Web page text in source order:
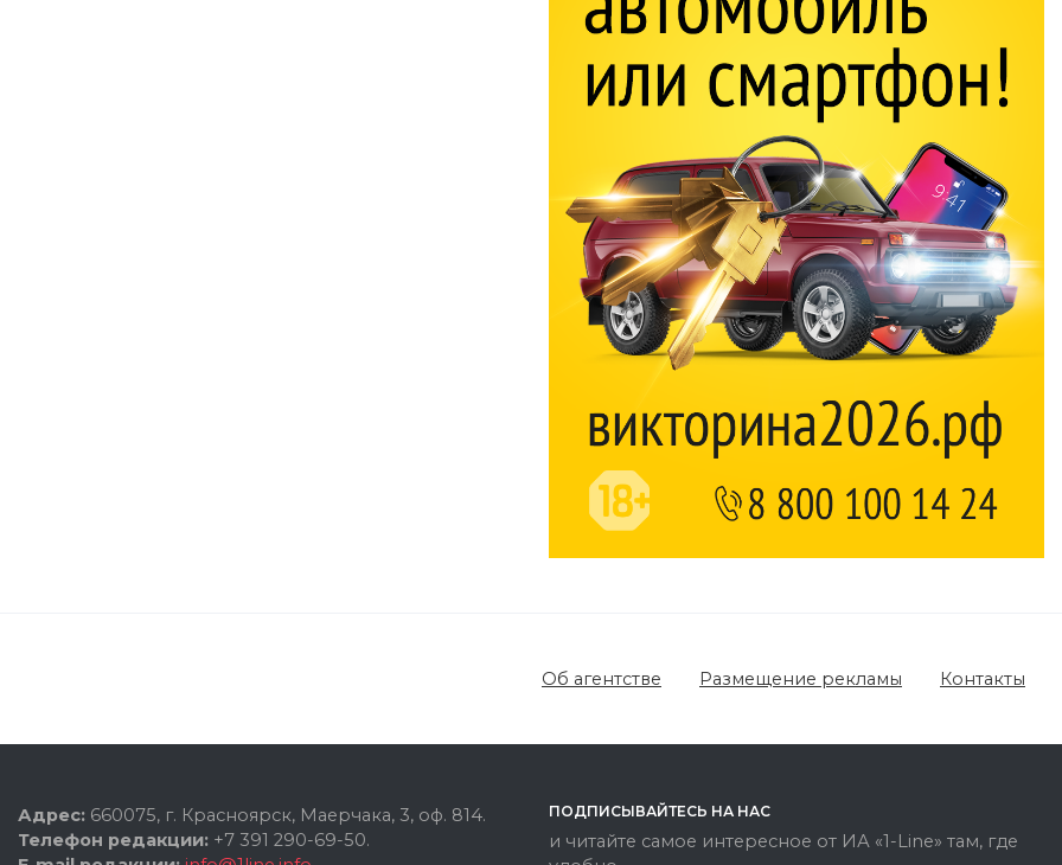
Об агентстве Размещение рекламы Контакты
Адрес: 660075, г. Красноярск, Маерчака, 3, оф. 814.
Телефон редакции: +7 391 290-69-50.
ПОДПИСЫВАЙТЕСЬ НА НАС
и читайте самое интересное от ИА «1-Line» там, где